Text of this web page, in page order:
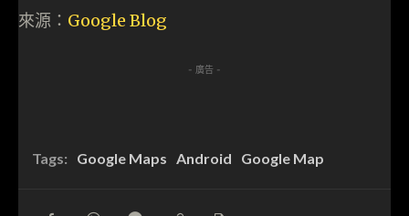
來源： Google Blog
- 廣告 -
Tags: Google Maps Android Google Map